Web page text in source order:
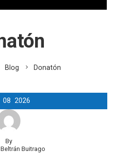
Blog Donatón
08 2026
By
Buitrago